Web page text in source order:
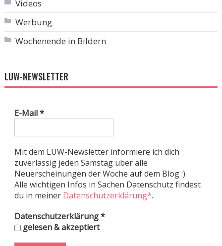
Videos
Werbung
Wochenende in Bildern
LUW-NEWSLETTER
E-Mail*
Mit dem LUW-Newsletter informiere ich dich
zuverlässig jeden Samstag über alle
Neuerscheinungen der Woche auf dem Blog :).
Alle wichtigen Infos in Sachen Datenschutz findest
du in meiner Datenschutzerklärung*.
Datenschutzerklärung*
gelesen & akzeptiert